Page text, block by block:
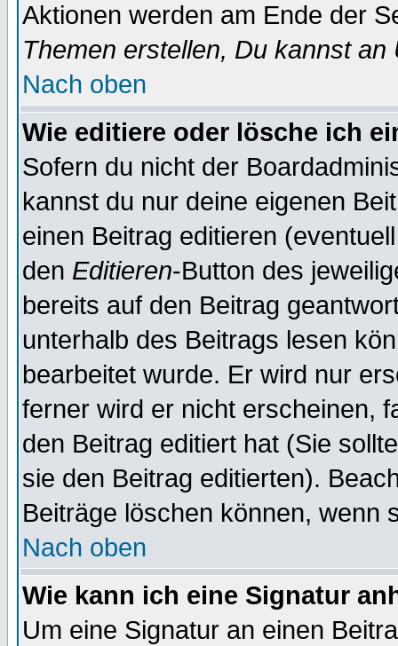
Aktionen werden am Ende der
Themen erstellen, Du kannst
Nach oben
Wie editiere oder lösche ich
Sofern du nicht der
kannst du nur deine eigenen
einen Beitrag editieren
den Editieren-Button des
bereits auf den Beitrag
unterhalb des Beitrags lesen
bearbeitet wurde. Er wird nur
ferner wird er nicht erscheinen,
den Beitrag editiert hat (Sie
sie den Beitrag editierten).
Beiträge löschen können, wenn
Nach oben
Wie kann ich eine Signatur
Um eine Signatur an einen